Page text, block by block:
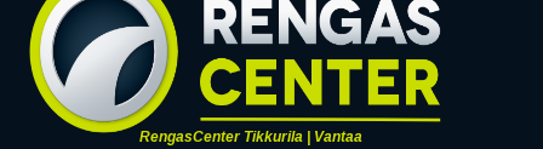
RengasCenter Tikkurila | Vantaa